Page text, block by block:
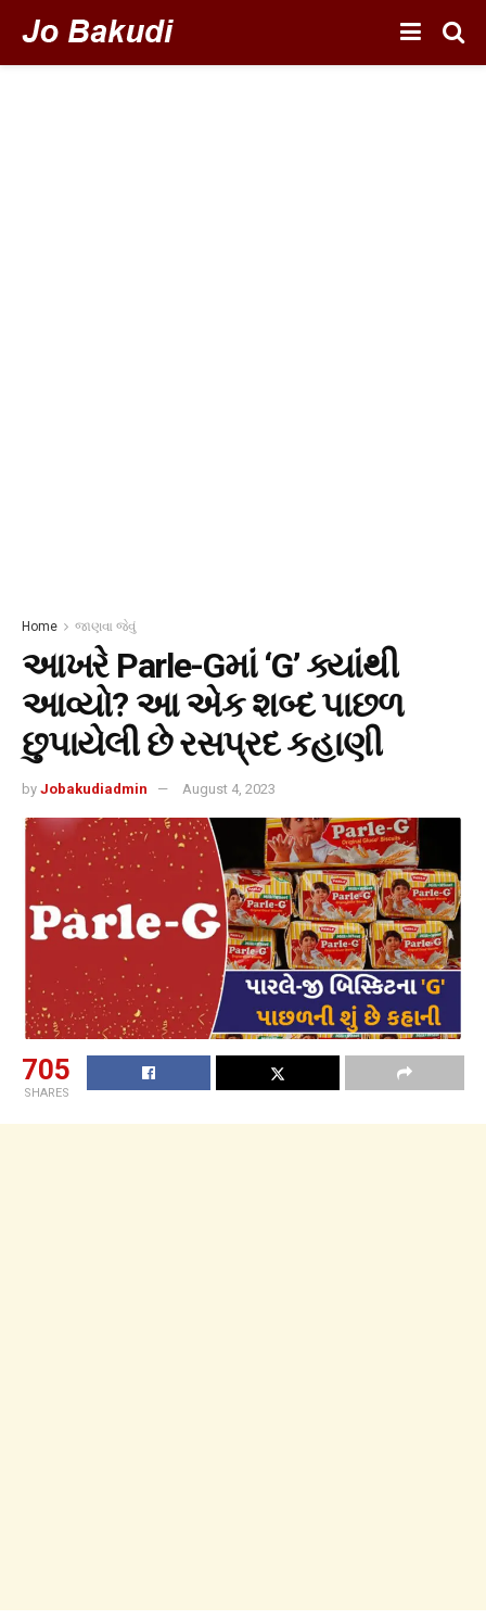
Home જાણવા જેવું
આખરે Parle-Gમાં ‘G’ ક્યાંથી
આવ્યો? આ એક શબ્દ પાછળ
છુપાયેલી છે રસપ્રદ કહાણી
by Jobakudiadmin August 4, 2023
705
SHARES